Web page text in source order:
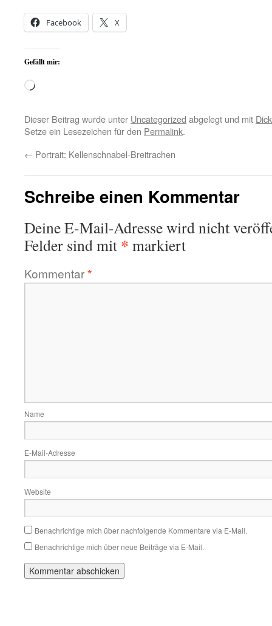
Facebook X
Gefällt mir:
Wird
Dieser Beitrag wurde unter Uncategorized abgelegt und mit
Setze ein Lesezeichen für den Permalink.
← Portrait: Kellenschnabel-Breitrachen
Schreibe einen Kommentar
Deine E-Mail-Adresse wird nicht
Felder sind mit * markiert
Kommentar*
Name
E-Mail-Adresse
Website
Benachrichtige mich über nachfolgende Kommentare via E-Mail.
Benachrichtige mich über neue Beiträge via E-Mail.